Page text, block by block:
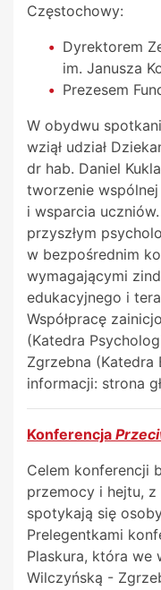
Częstochowy:
Dyrektorem
im. Janusza
Prezesem
W obydwu
wziął udział
dr hab. Daniel
tworzenie
i wsparcia
przyszłym
w bezpośrednim
wymagającymi
edukacyjnego i
Współpracę
(Katedra
Zgrzebna (Katedra
informacji: strona
Konferencja
Celem konferencji
przemocy i hejtu,
spotykają się
Prelegentkami
Plaskura, która we
Wilczyńską -